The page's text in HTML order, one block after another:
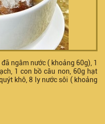
ngâm nước ( khoảng 60g), 1
1 con bồ câu non, 60g hạt
khô, 8 ly nước sôi ( khoảng